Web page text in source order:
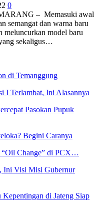
0
– Memasuki awal
semangat dan warna baru
meluncurkan model baru
sekaligus…
di Temanggung
I Terlambat, Ini Alasannya
Pasokan Pupuk
Begini Caranya
“Oil Change” di PCX…
Ini Visi Misi Gubernur
di Jateng Siap